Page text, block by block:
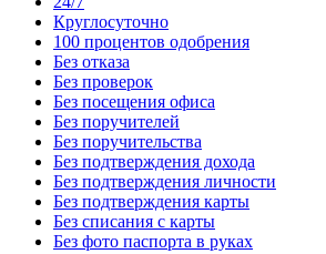
Круглосуточно
100 процентов одобрения
Без отказа
Без проверок
Без посещения офиса
Без поручителей
Без поручительства
Без подтверждения дохода
Без подтверждения личности
Без подтверждения карты
Без списания с карты
Без фото паспорта в руках